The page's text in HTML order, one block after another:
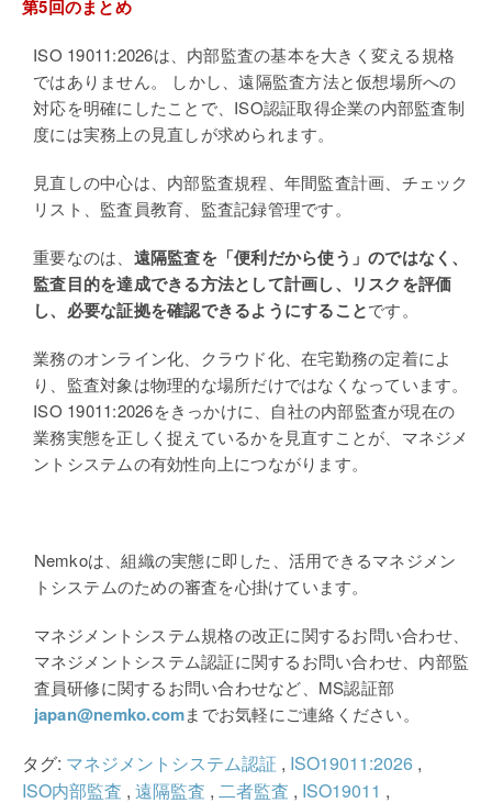
第5回のまとめ
ISO 19011:2026は、内部監査の基本を大きく変える規格
ではありません。 しかし、遠隔監査方法と仮想場所への
対応を明確にしたことで、ISO認証取得企業の内部監査制
度には実務上の見直しが求められます。
見直しの中心は、内部監査規程、年間監査計画、チェック
リスト、監査員教育、監査記録管理です。
重要なのは、 遠隔監査を「便利だから使う」のではなく、
監査目的を達成できる方法として計画し、リスクを評価
し、必要な証拠を確認できるようにすることです。
業務のオンライン化、クラウド化、在宅勤務の定着によ
り、監査対象は物理的な場所だけではなくなっています。
ISO 19011:2026をきっかけに、自社の内部監査が現在の
業務実態を正しく捉えているかを見直すことが、マネジメ
ントシステムの有効性向上につながります。
Nemkoは、組織の実態に即した、活用できるマネジメン
トシステムのための審査を心掛けています。
マネジメントシステム規格の改正に関するお問い合わせ、
マネジメントシステム認証に関するお問い合わせ、内部監
査員研修に関するお問い合わせなど、 MS認証部
japan@nemko.comまでお気軽にご連絡ください。
タグ: マネジメントシステム認証 , ISO19011:2026 ,
ISO内部監査 , 遠隔監査 , 二者監査 , ISO19011 ,